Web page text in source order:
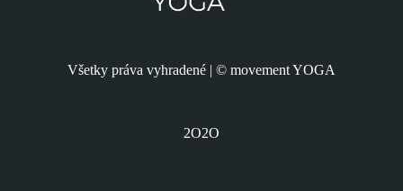
Všetky práva vyhradené | © movement YOGA
2O2O